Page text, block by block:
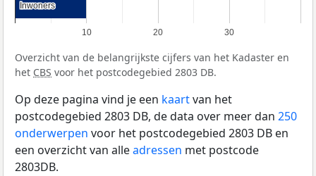
10 20 30
Inwoners
Inwoners
Overzicht van de belangrijkste cijfers van het Kadaster en
het CBS voor het postcodegebied 2803 DB.
Op deze pagina vind je een kaartvan het
postcodegebied 2803 DB, de data over meer dan 250
onderwerpen voor het postcodegebied 2803 DB en
een overzicht van alleadressen met postcode
2803DB.